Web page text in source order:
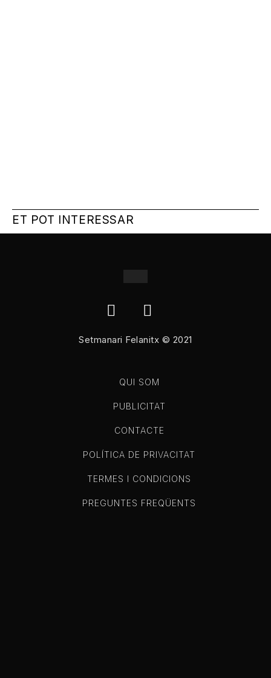
ET POT INTERESSAR
Setmanari Felanitx © 2021
QUI SOM
PUBLICITAT
CONTACTE
POLÍTICA DE PRIVACITAT
TERMES I CONDICIONS
PREGUNTES FREQÜENTS